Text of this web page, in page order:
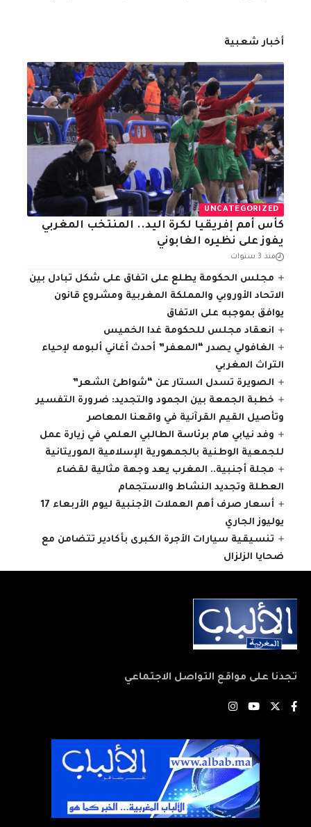
أخبار شعبية
UNCATEGORIZED
كأس أمم إفريقيا لكرة اليد.. المنتخب المغربي
يفوز على نظيره الغابوني
منذ 3 سنوات
مجلس الحكومة يطلع على اتفاق على شكل تبادل بين
الاتحاد الأوروبي والمملكة المغربية ومشروع قانون
يوافق بموجبه على الاتفاق
انعقاد مجلس للحكومة غدا الخميس
الغافولي يصدر “المعفر” أحدث أغاني ألبومه لإحياء
التراث المغربي
الصويرة تسدل الستار عن “شواطئ الشعر”
خطبة الجمعة بين الجمود والتجديد: ضرورة التفسير
وتأصيل القيم القرآنية في واقعنا المعاصر
وفد نيابي هام برئاسة الطالبي العلمي في زيارة عمل
للجمعية الوطنية بالجمهورية الإسلامية الموريتانية
مجلة أجنبية.. المغرب يعد وجهة مثالية لقضاء
العطلة وتجديد النشاط والاستجمام
أسعار صرف أهم العملات الأجنبية ليوم الأربعاء 17
يوليوز الجاري
تنسيقية سيارات الأجرة الكبرى بأكادير تتضامن مع
ضحايا الزلزال
تجدنا على مواقع التواصل الاجتماعي